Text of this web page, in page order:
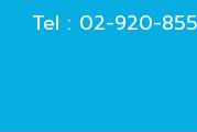
Tel : 02-920-